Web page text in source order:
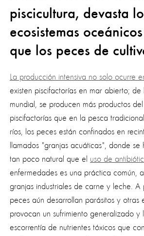
piscicultura, devasta
ecosistemas
que los peces de
La producción intensiva no solo ocurre
existen piscifactorías en mar abierto; de
mundial, se producen más productos
piscifactorías que en la pesca
ríos, los peces están confinados en
llamados "granjas acuáticas", donde se
tan poco natural que el uso de
enfermedades es una práctica común,
granjas industriales de carne y leche. A
peces aún desarrollan parásitos y otras
provocan un sufrimiento generalizado y
escorrentía de nutrientes tóxicos que